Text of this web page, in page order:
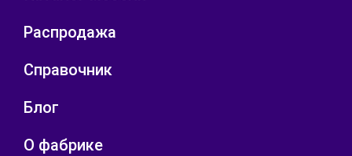
Распродажа
Справочник
Блог
О фабрике